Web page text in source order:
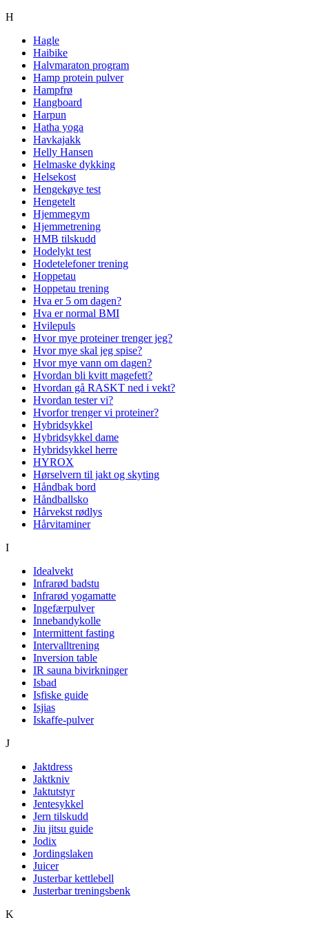
H
Hagle
Haibike
Halvmaraton program
Hamp protein pulver
Hampfrø
Hangboard
Harpun
Hatha yoga
Havkajakk
Helly Hansen
Helmaske dykking
Helsekost
Hengekøye test
Hengetelt
Hjemmegym
Hjemmetrening
HMB tilskudd
Hodelykt test
Hodetelefoner trening
Hoppetau
Hoppetau trening
Hva er 5 om dagen?
Hva er normal BMI
Hvilepuls
Hvor mye proteiner trenger jeg?
Hvor mye skal jeg spise?
Hvor mye vann om dagen?
Hvordan bli kvitt magefett?
Hvordan gå RASKT ned i vekt?
Hvordan tester vi?
Hvorfor trenger vi proteiner?
Hybridsykkel
Hybridsykkel dame
Hybridsykkel herre
HYROX
Hørselvern til jakt og skyting
Håndbak bord
Håndballsko
Hårvekst rødlys
Hårvitaminer
I
Idealvekt
Infrarød badstu
Infrarød yogamatte
Ingefærpulver
Innebandykolle
Intermittent fasting
Intervalltrening
Inversion table
IR sauna bivirkninger
Isbad
Isfiske guide
Isjias
Iskaffe-pulver
J
Jaktdress
Jaktkniv
Jaktutstyr
Jentesykkel
Jern tilskudd
Jiu jitsu guide
Jodix
Jordingslaken
Juicer
Justerbar kettlebell
Justerbar treningsbenk
K